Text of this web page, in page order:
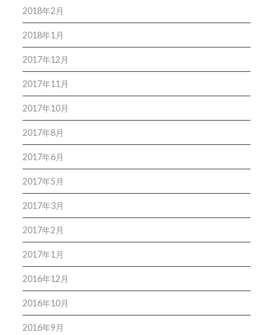
2018年2月
2018年1月
2017年12月
2017年11月
2017年10月
2017年8月
2017年6月
2017年5月
2017年3月
2017年2月
2017年1月
2016年12月
2016年10月
2016年9月